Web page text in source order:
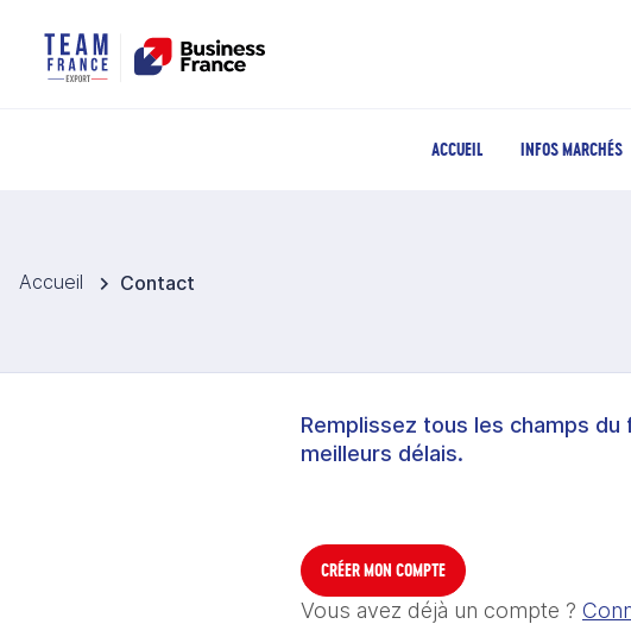
ACCUEIL INFOS MARCHÉS
Accueil Contact
Remplissez tous les champs
meilleurs délais.
CRÉER MON COMPTE
Vous avez déjà un compte ?